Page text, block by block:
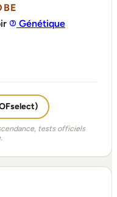
Génétique
tests officiels